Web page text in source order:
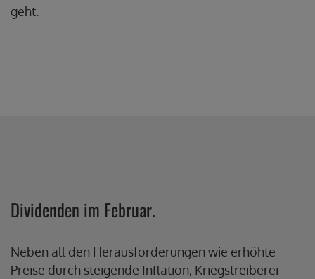
geht.
Dividenden im Februar.
Neben all den Herausforderungen wie erhöhte
Preise durch steigende Inflation, Kriegstreiberei